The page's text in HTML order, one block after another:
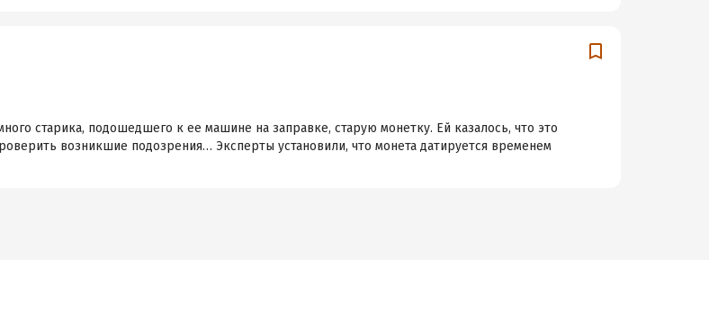
старика, подошедшего к ее машине на заправке, старую монетку. Ей казалось, что это
возникшие подозрения… Эксперты установили, что монета датируется временем